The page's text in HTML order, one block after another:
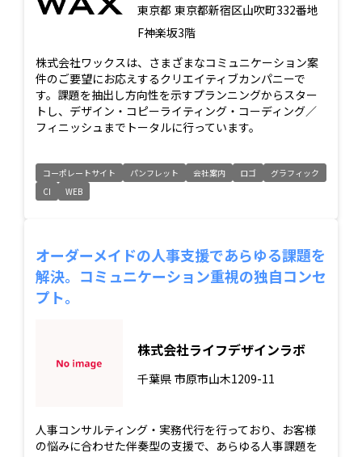
東京都 東京都新宿区山吹町332番地
F神楽坂3階
株式会社ワックスは、さまざまなコミュニケーション案
件のご要望にお応えするクリエイティブカンパニーで
す。課題を抽出し方向性を示すプランニングからスター
トし、デザイン・コピーライティング・コーディング／
フィニッシュまでトータルに行っています。
コーポレートサイト パンフレット 会社案内 ロゴ
グラフィック
CI
WEB
オーダーメイドの人事支援であらゆる課題を
解決。コミュニケーション重視の独自コンセ
プト。
株式会社ライフデザインラボ
千葉県 市原市山木1209-11
人事コンサルティング・実務代行を行っており、お客様
の悩みに合わせた伴奏型の支援で、あらゆる人事課題を